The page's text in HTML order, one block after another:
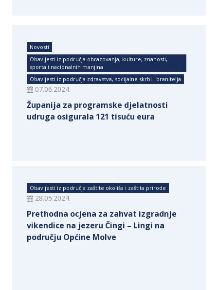
Novosti
Obavijesti iz područja obrazovanja, kulture, znanosti,
sporta i nacionalnih manjina
Obavijesti iz područja zdravstva, socijalne skrbi i branitelja
07.06.2024.
Županija za programske djelatnosti
udruga osigurala 121 tisuću eura
Obavijesti iz područja zaštite okoliša i zaštita prirode
28.05.2024.
Prethodna ocjena za zahvat izgradnje
vikendice na jezeru Čingi – Lingi na
području Općine Molve